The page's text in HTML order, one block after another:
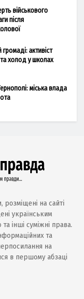
військового
після
активіст
холод у школах
міська влада
розміщені на сайті
українським
інші суміжні права.
та
на
в першому абзаці